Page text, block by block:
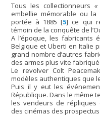
Tous les collectionneurs «
embellie mémorable ou
portée à 1885 [5] ce qui
témoin de la conquête de
A l’époque, les fabricants
Belgique et Uberti en Italie
grand nombre d’autres
des armes plus vite
Le revolver Colt
modèles authentiques que
Puis il y eut les
République. Dans le même
les vendeurs de répliques
des cinémas des